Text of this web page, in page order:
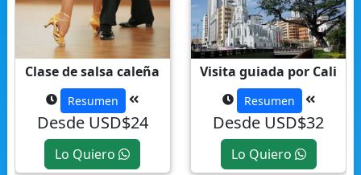
Clase de salsa caleña
Resumen
Desde USD$24
Lo Quiero
Visita guiada por Cali
Resumen
Desde USD$32
Lo Quiero